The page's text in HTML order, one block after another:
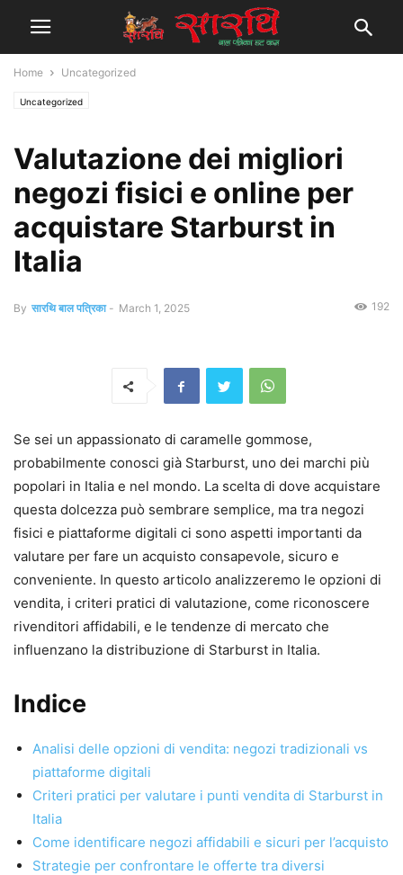
Home Uncategorized
Uncategorized
Valutazione dei migliori
negozi fisici e online per
acquistare Starburst in
Italia
By सारथि बाल पत्रिका - March 1, 2025 192
Se sei un appassionato di caramelle gommose,
probabilmente conosci già Starburst, uno dei marchi più
popolari in Italia e nel mondo. La scelta di dove acquistare
questa dolcezza può sembrare semplice, ma tra negozi
fisici e piattaforme digitali ci sono aspetti importanti da
valutare per fare un acquisto consapevole, sicuro e
conveniente. In questo articolo analizzeremo le opzioni di
vendita, i criteri pratici di valutazione, come riconoscere
rivenditori affidabili, e le tendenze di mercato che
influenzano la distribuzione di Starburst in Italia.
Indice
Analisi delle opzioni di vendita: negozi tradizionali vs
piattaforme digitali
Criteri pratici per valutare i punti vendita di Starburst in
Italia
Come identificare negozi affidabili e sicuri per l’acquisto
Strategie per confrontare le offerte tra diversi